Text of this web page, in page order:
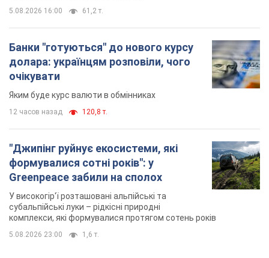
5.08.2026 16:00 61,2 т.
Банки "готуються" до нового курсу
долара: українцям розповіли, чого
очікувати
Яким буде курс валюти в обмінниках
12 часов назад 120,8 т.
"Джипінг руйнує екосистеми, які
формувалися сотні років": у
Greenpeace забили на сполох
У високогір'ї розташовані альпійські та
субальпійські луки – рідкісні природні
комплекси, які формувалися протягом сотень років
5.08.2026 23:00 1,6 т.